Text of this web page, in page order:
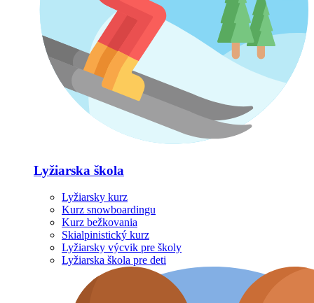
Lyžiarska škola
Lyžiarsky kurz
Kurz snowboardingu
Kurz bežkovania
Skialpinistický kurz
Lyžiarsky výcvik pre školy
Lyžiarska škola pre deti